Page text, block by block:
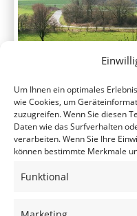
Um Ihnen ein optimales
wie Cookies, um
zuzugreifen. Wenn Sie diesen
Daten wie das Surfverhalten
verarbeiten. Wenn Sie Ihre
können bestimmte Merkmale
Funktional
Teil der